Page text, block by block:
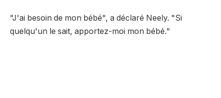
"J'ai besoin de mon bébé", a déclaré Neely. "Si
quelqu'un le sait, apportez-moi mon bébé."